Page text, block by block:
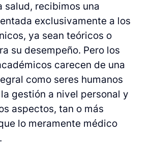
salud, recibimos una
exclusivamente a los
ya sean teóricos o
su desempeño. Pero los
carecen de una
como seres humanos
gestión a nivel personal y
aspectos, tan o más
lo meramente médico